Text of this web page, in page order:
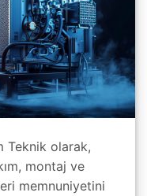
Teknik olarak,
montaj ve
memnuniyetini